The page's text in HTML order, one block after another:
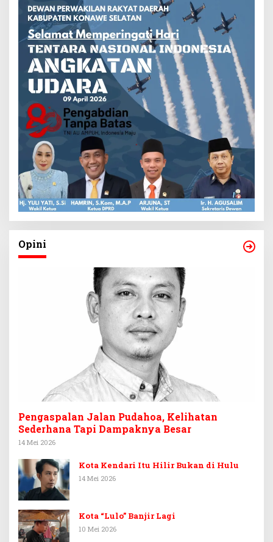
Opini
Pengaspalan Jalan Pudahoa, Kelihatan
Sederhana Tapi Dampaknya Besar
14 Mei 2026
Kota Kendari Itu Hilir Bukan di Hulu
14 Mei 2026
Kota “Lulo” Banjir Lagi
10 Mei 2026